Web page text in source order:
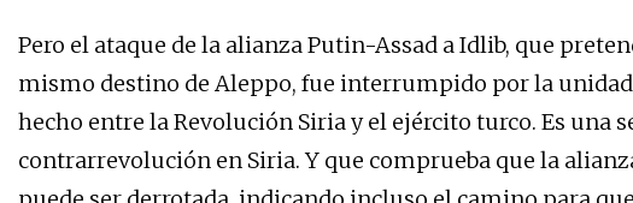
Pero el ataque de la alianza Putin-Assad a Idlib, que
mismo destino de Aleppo, fue interrumpido por la unidad
hecho entre la Revolución Siria y el ejército turco. Es una
contrarrevolución en Siria. Y que comprueba que la